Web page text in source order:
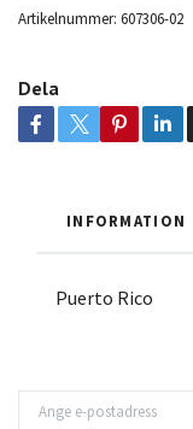
Artikelnummer: 607306-02
Dela
INFORMATION
Puerto Rico